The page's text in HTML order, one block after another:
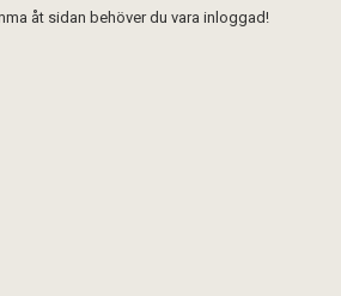
åt sidan behöver du vara inloggad!